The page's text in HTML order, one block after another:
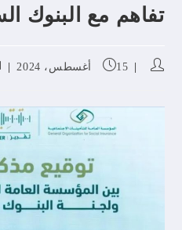
تفاهم مع البنوك
15 أغسطس، 2024